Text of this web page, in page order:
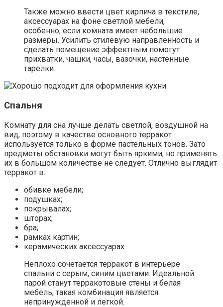
Также можно ввести цвет кирпича в текстиле,
аксессуарах на фоне светлой мебели,
особенно, если комната имеет небольшие
размеры. Усилить стилевую направленность и
сделать помещение эффектным помогут
прихватки, чашки, часы, вазочки, настенные
тарелки.
Спальня
Комнату для сна лучше делать светлой, воздушной на
вид, поэтому в качестве основного терракот
используется только в форме пастельных тонов. Зато
предметы обстановки могут быть яркими, но применять
их в большом количестве не следует. Отлично выглядит
терракот в:
обивке мебели;
подушках;
покрывалах;
шторах;
бра;
рамках картин;
керамических аксессуарах.
Неплохо сочетается терракот в интерьере
спальни с серым, синим цветами. Идеальной
парой станут терракотовые стены и белая
мебель, такая комбинация является
непринужденной и легкой.